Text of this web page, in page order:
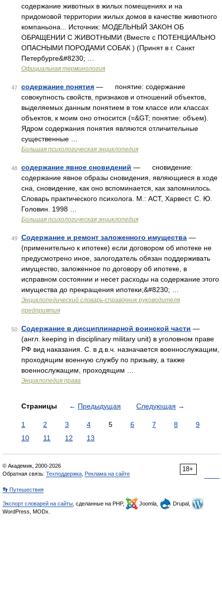
содержание животных в жилых помещениях и на
придомовой территории жилых домов в качестве животного
компаньона... Источник: МОДЕЛЬНЫЙ ЗАКОН ОБ
ОБРАЩЕНИИ С ЖИВОТНЫМИ (Вместе с ПОТЕНЦИАЛЬНО
ОПАСНЫМИ ПОРОДАМИ СОБАК ) (Принят в г. Санкт
Петербурге&#8230; …
Официальная терминология
47 содержание понятия — понятие: содержание
совокупность свойств, признаков и отношений объектов,
выделяемых данным понятием в том классе или классах
объектов, к моим оно относится (=&GT; понятие: объем).
Ядром содержания понятия являются отличительные
существенные …
Большая психологическая энциклопедия
48 содержание явное сновидений — сновидение:
содержание явное образы сновидения, являющиеся в ходе
сна, сновидение, как оно вспоминается, как запомнилось.
Словарь практического психолога. М.: АСТ, Харвест. С. Ю.
Головин. 1998 …
Большая психологическая энциклопедия
49 Содержание и ремонт заложенного имущества —
(применительно к ипотеке) если договором об ипотеке не
предусмотрено иное, залогодатель обязан поддерживать
имущество, заложенное по договору об ипотеке, в
исправном состоянии и несет расходы на содержание этого
имущества до прекращения ипотеки;&#8230; …
Энциклопедический словарь-справочник руководителя
предприятия
50 Содержание в дисциплинарной воинской части —
(англ. keeping in disciplinary military unit) в уголовном праве
РФ вид наказания. С. в д.в.ч. назначается военнослужащим,
проходящим военную службу по призыву, а также
военнослужащим, проходящим …
Энциклопедия права
Страницы ← Предыдущая Следующая →
1 2 3 4 5 6 7 8
9
10
11 12 13
18+
© Академик, 2000-2026
Обратная связь: Техподдержка Реклама на сайте
👣 Путешествия
Экспорт словарей на сайты , сделанные на PHP, Joomla,
Drupal,
WordPress, MODx.